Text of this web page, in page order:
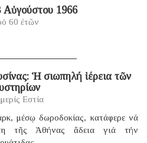
Αὐγούστου 1966
60 ἐτῶν
Ἡ σιωπηλή ἱέρεια τῶν
Εστία
μέσῳ δωροδοκίας, κατάφερε νά
τῆς Ἀθήνας ἄδεια γιά τήν